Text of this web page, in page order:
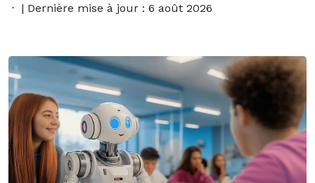
| Dernière mise à jour : 6 août 2026